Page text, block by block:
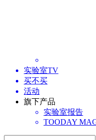
实验室TV
买不买
活动
旗下产品
实验室报告
TOODAY